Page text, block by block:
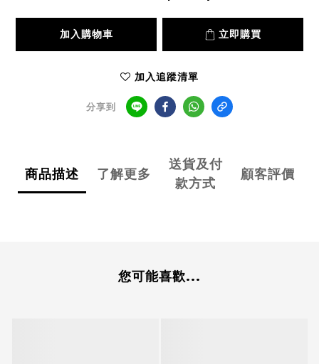
加入購物車 立即購買
加入追蹤清單
分享到
商品描述 了解更多
送貨及付
款方式
顧客評價
您可能喜歡...